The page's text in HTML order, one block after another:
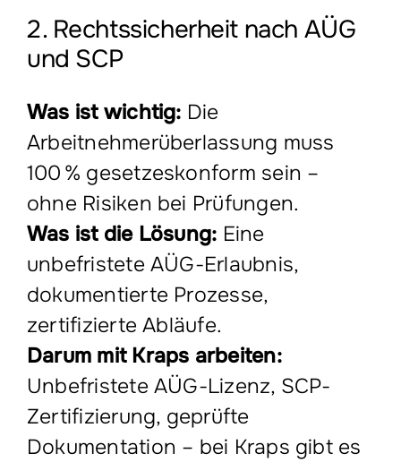
2. Rechtssicherheit nach AÜG
und SCP
Was ist wichtig: Die
Arbeitnehmerüberlassung muss
100 % gesetzeskonform sein –
ohne Risiken bei Prüfungen.
Was ist die Lösung: Eine
unbefristete AÜG-Erlaubnis,
dokumentierte Prozesse,
zertifizierte Abläufe.
Darum mit Kraps arbeiten:
Unbefristete AÜG-Lizenz, SCP-
Zertifizierung, geprüfte
Dokumentation – bei Kraps gibt es